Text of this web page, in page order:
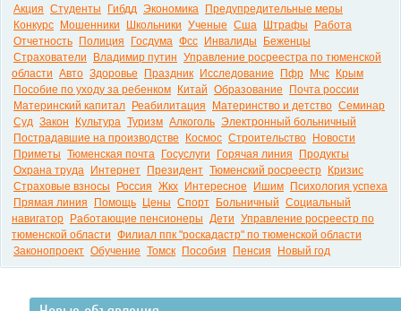
Акция Студенты Гибдд Экономика
Предупредительные меры
Конкурс
Мошенники Школьники Ученые Сша Штрафы
Работа
Отчетность
Полиция Госдума Фсс Инвалиды
Беженцы
Страхователи
Владимир путин Управление росреестра по тюменской
области Авто Здоровье Праздник Исследование Пфр Мчс
Крым
Пособие по уходу за ребенком
Китай Образование
Почта россии
Материнский капитал
Реабилитация Материнство и детство Семинар
Суд Закон Культура Туризм Алкоголь Электронный больничный
Пострадавшие на производстве
Космос Строительство
Новости
Приметы Тюменская почта Госуслуги Горячая линия
Продукты
Охрана труда
Интернет Президент Тюменский росреестр
Кризис
Страховые взносы
Россия Жкх Интересное Ишим
Психология успеха
Прямая линия
Помощь Цены Спорт Больничный Социальный
навигатор
Работающие пенсионеры Дети Управление росреестр по
тюменской области Филиал ппк "роскадастр" по тюменской области
Законопроект Обучение Томск Пособия Пенсия Новый год